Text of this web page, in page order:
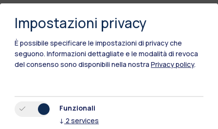
Impostazioni privacy
È possibile specificare le impostazioni di privacy che
seguono. Informazioni dettagliate e le modalità di revoca
del consenso sono disponibili nella nostra Privacy policy.
Funzionali
↓ 2 services